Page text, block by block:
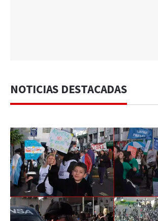
NOTICIAS DESTACADAS